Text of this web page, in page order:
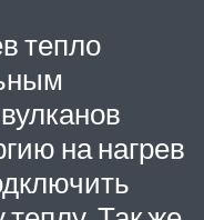
тепло
на нагрев